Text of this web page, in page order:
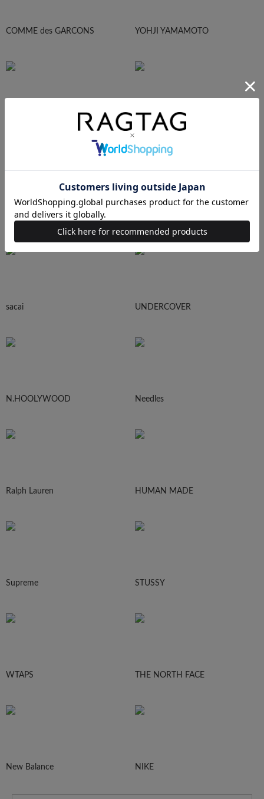
COMME des GARCONS YOHJI YAMAMOTO
HOMME PLISEE
AURALEE
sacai UNDERCOVER
N.HOOLYWOOD Needles
Ralph Lauren HUMAN MADE
Supreme STUSSY
WTAPS THE NORTH FACE
New Balance NIKE